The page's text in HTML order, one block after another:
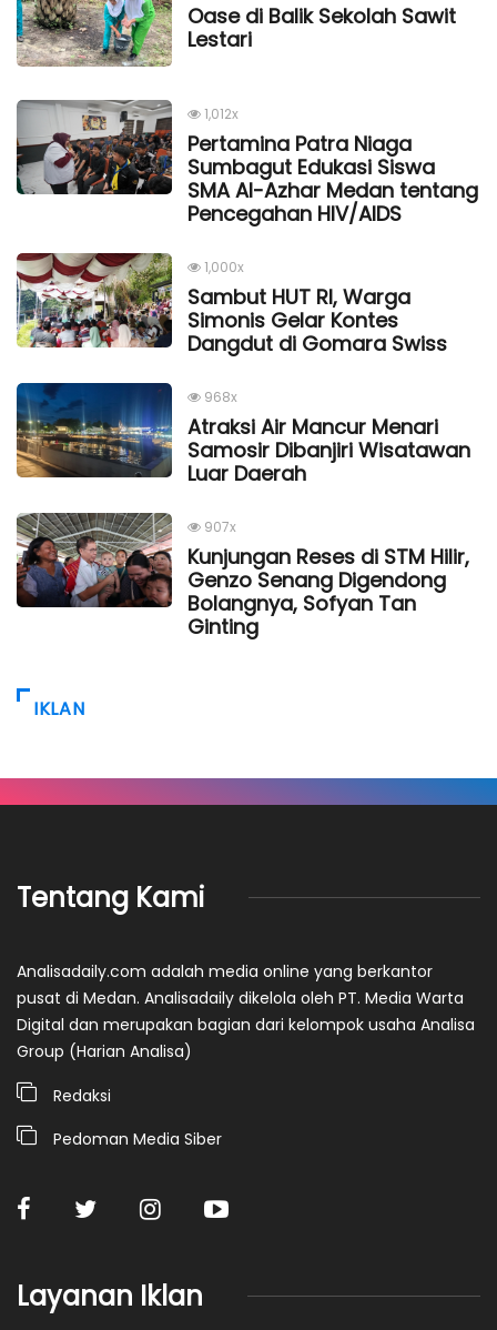
Oase di Balik Sekolah Sawit
Lestari
1,012x
Pertamina Patra Niaga
Sumbagut Edukasi Siswa
SMA Al-Azhar Medan tentang
Pencegahan HIV/AIDS
1,000x
Sambut HUT RI, Warga
Simonis Gelar Kontes
Dangdut di Gomara Swiss
968x
Atraksi Air Mancur Menari
Samosir Dibanjiri Wisatawan
Luar Daerah
907x
Kunjungan Reses di STM Hilir,
Genzo Senang Digendong
Bolangnya, Sofyan Tan
Ginting
IKLAN
Tentang Kami
Analisadaily.com adalah media online yang berkantor
pusat di Medan. Analisadaily dikelola oleh PT. Media Warta
Digital dan merupakan bagian dari kelompok usaha Analisa
Group (Harian Analisa)
Redaksi
Pedoman Media Siber
Layanan Iklan